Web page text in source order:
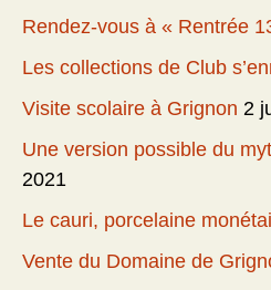
Rendez-vous à « Rentrée
Les collections de Club
Visite scolaire à Grignon 2
Une version possible du
2021
Le cauri, porcelaine
Vente du Domaine de